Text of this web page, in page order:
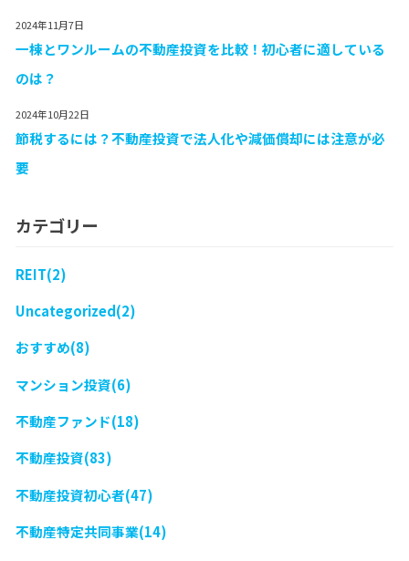
2024年11月7日
一棟とワンルームの不動産投資を比較！初心者に適している
のは？
2024年10月22日
節税するには？不動産投資で法人化や減価償却には注意が必
要
カテゴリー
REIT(2)
Uncategorized(2)
おすすめ(8)
マンション投資(6)
不動産ファンド(18)
不動産投資(83)
不動産投資初心者(47)
不動産特定共同事業(14)